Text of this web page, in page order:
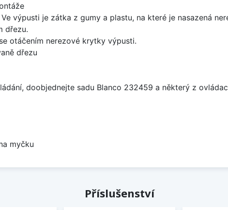
výpusti je zátka z gumy a plastu, na které je nasazená
dřezu.
otáčením nerezové krytky výpusti.
dřezu
doobjednejte sadu Blanco 232459 a některý z
myčku
Příslušenství